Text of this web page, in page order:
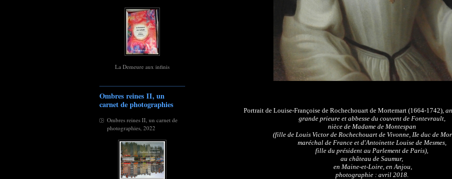
La Demeure aux infinis
Ombres reines II, un
carnet de photographies
Ombres reines II, un carnet de
photographies, 2022
Portrait de Louise-Françoise de Rochechouart de Mortemart (1664-1742) ,
grande prieure et abbesse du couvent de Fontevrault,
nièce de Madame de Montespan
(fille de Louis Victor de Rochechouart de Vivonne, IIe duc de
maréchal de France et d'Antoinette Louise de Mesmes,
fille du président au Parlement de Paris),
au château de Saumur,
en Maine-et-Loire, en Anjou,
photographie : avril 2018.